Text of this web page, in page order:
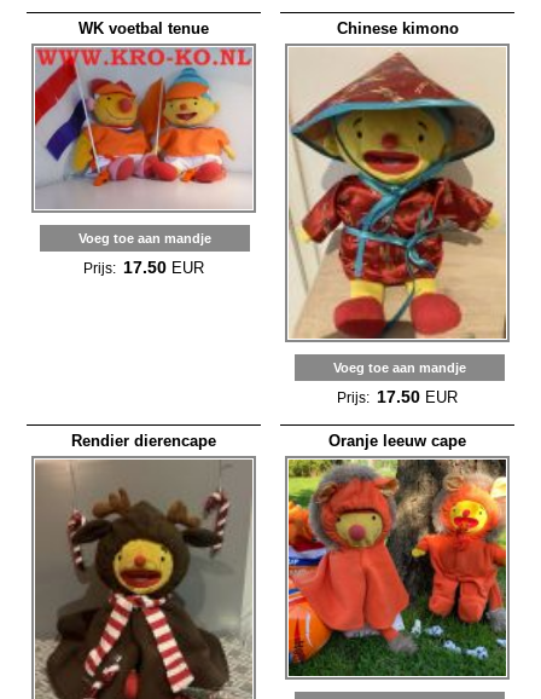
WK voetbal tenue
Voeg toe aan mandje
Prijs: 17.50 EUR
Chinese kimono
Voeg toe aan mandje
Prijs: 17.50 EUR
Rendier dierencape Oranje leeuw cape